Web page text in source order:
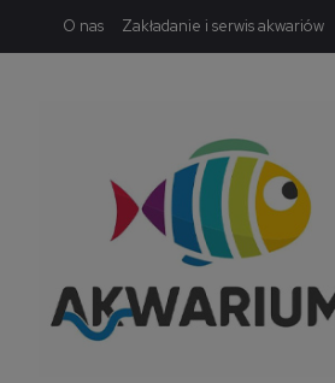
O nas Zakładanie i serwis akwariów